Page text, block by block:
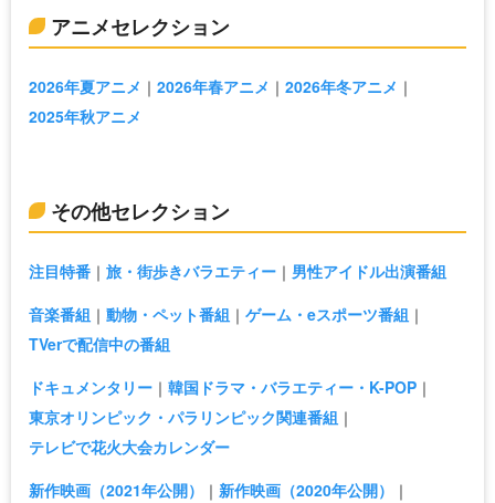
アニメセレクション
2026年夏アニメ 2026年春アニメ
2026年冬アニメ
2025年秋アニメ
その他セレクション
注目特番 旅・街歩きバラエティー
男性アイドル出演番組
音楽番組
動物・ペット番組
ゲーム・eスポーツ番組
TVerで配信中の番組
ドキュメンタリー
韓国ドラマ・バラエティー・K-POP
東京オリンピック・パラリンピック関連番組
テレビで花火大会カレンダー
新作映画（2021年公開）
新作映画（2020年公開）